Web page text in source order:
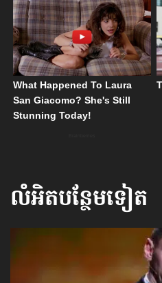
លំអិតបន្ថែមទៀត